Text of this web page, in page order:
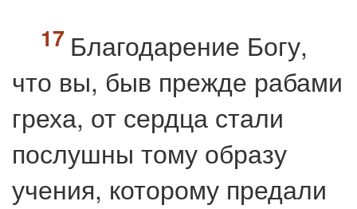
Благодарение Богу,
что вы, быв прежде рабами
греха, от сердца стали
послушны тому образу
учения, которому предали